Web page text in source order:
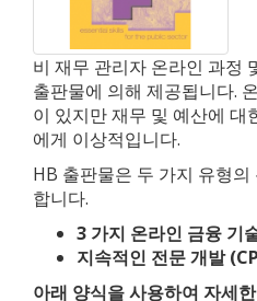
비 재무 관리자 온라인 과정
출판물에 의해 제공됩니다.
이 있지만 재무 및 예산에 대
에게 이상적입니다.
HB 출판물은 두 가지 유형
합니다.
3 가지 온라인 금융 기
지속적인 전문 개발
아래 양식을 사용하여 자세